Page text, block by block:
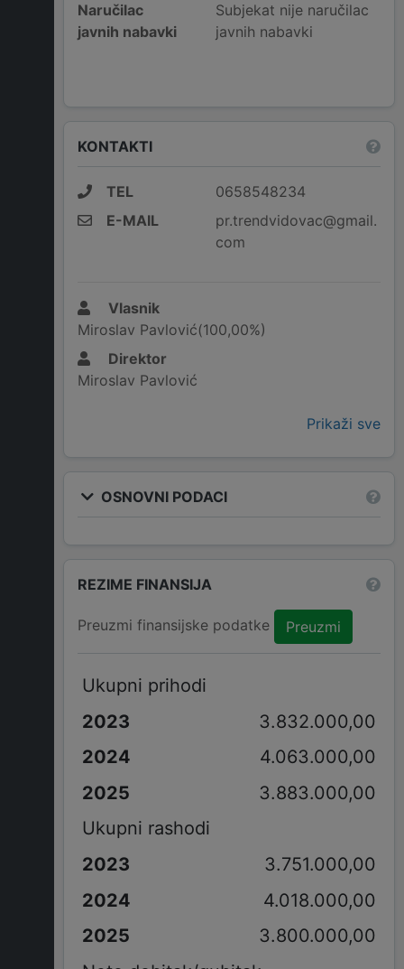
Naručilac
javnih nabavki
Subjekat nije naručilac
javnih nabavki
KONTAKTI
TEL
0658548234
E-MAIL
pr.trendvidovac@gmail.
com
Vlasnik
Miroslav Pavlović(100,00%)
Direktor
Miroslav Pavlović
Prikaži sve
OSNOVNI PODACI
REZIME FINANSIJA
Preuzmi finansijske podatke Preuzmi
Ukupni prihodi
3.832.000,00
4.063.000,00
3.883.000,00
Ukupni rashodi
3.751.000,00
4.018.000,00
3.800.000,00